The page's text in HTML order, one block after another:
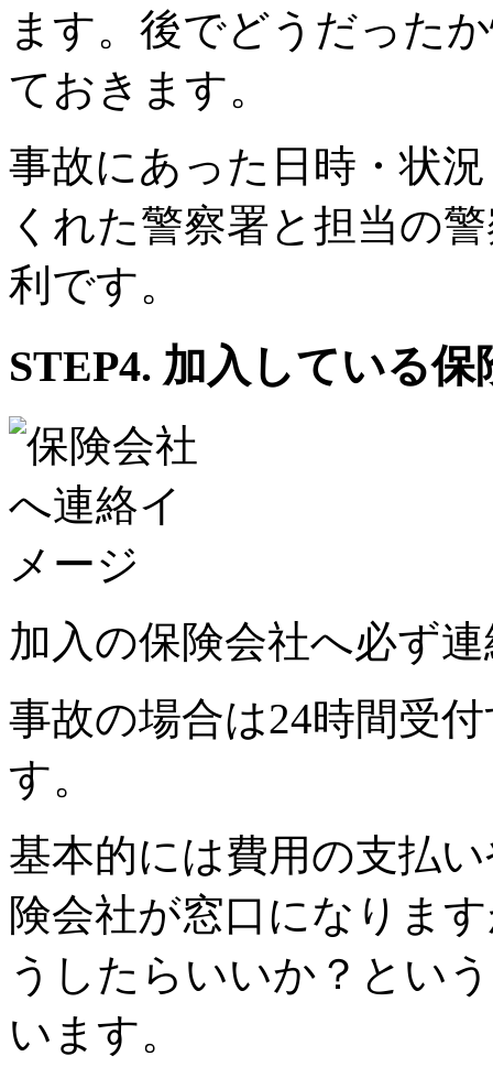
ます。後でどうだった
ておきます。
事故にあった日時・状
くれた警察署と担当の
利です。
STEP4. 加入している保
加入の保険会社へ必ず
事故の場合は24時間受
す。
基本的には費用の支払
険会社が窓口になりま
うしたらいいか？とい
います。